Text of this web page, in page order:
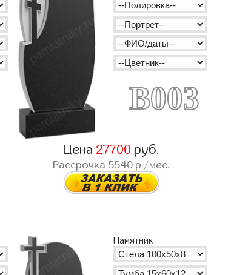
B003
Цена 27700 руб.
Рассрочка 5540 р./мес.
Памятник